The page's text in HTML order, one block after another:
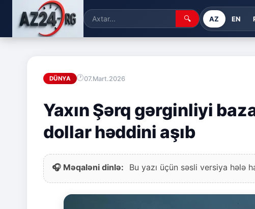
🔍 AZ EN
DÜNYA 07.Mart.2026
Yaxın Şərq gərginliyi
dollar həddini aşıb
🎧 Məqaləni dinlə: Bu yazı üçün səsli versiya hələ